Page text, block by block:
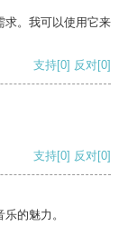
求。我可以使用它来
支持[0] 反对[0]
支持[0] 反对[0]
的魅力。